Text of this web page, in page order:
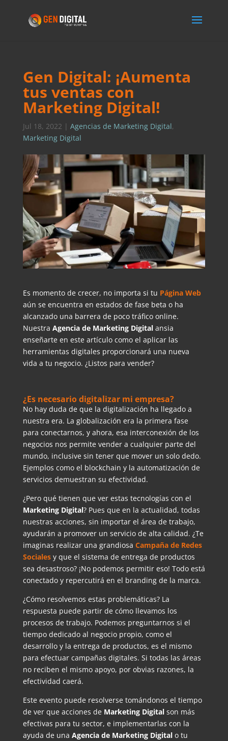
Gen Digital: ¡Aumenta
tus ventas con
Marketing Digital!
Jul 18, 2022 | Agencias de Marketing Digital,
Marketing Digital
Es momento de crecer, no importa si tu Página Web
aún se encuentra en estados de fase beta o ha
alcanzado una barrera de poco tráfico online.
Nuestra Agencia de Marketing Digitalansia
enseñarte en este artículo como el aplicar las
herramientas digitales proporcionará una nueva
vida a tu negocio. ¿Listos para vender?
¿Es necesario digitalizar mi empresa?
No hay duda de que la digitalización ha llegado a
nuestra era. La globalización era la primera fase
para conectarnos, y ahora, esa interconexión de los
negocios nos permite vender a cualquier parte del
mundo, inclusive sin tener que mover un solo dedo.
Ejemplos como el blockchain y la automatización de
servicios demuestran su efectividad.
¿Pero qué tienen que ver estas tecnologías con el
Marketing Digital? Pues que en la actualidad, todas
nuestras acciones, sin importar el área de trabajo,
ayudarán a promover un servicio de alta calidad. ¿Te
imaginas realizar una grandiosa Campaña de Redes
Socialesy que el sistema de entrega de productos
sea desastroso? ¡No podemos permitir eso! Todo está
conectado y repercutirá en el branding de la marca.
¿Cómo resolvemos estas problemáticas? La
respuesta puede partir de cómo llevamos los
procesos de trabajo. Podemos preguntarnos si el
tiempo dedicado al negocio propio, como el
desarrollo y la entrega de productos, es el mismo
para efectuar campañas digitales. Si todas las áreas
no reciben el mismo apoyo, por obvias razones, la
efectividad caerá.
Este evento puede resolverse tomándonos el tiempo
de ver que acciones de Marketing Digital son más
efectivas para tu sector, e implementarlas con la
ayuda de una Agencia de Marketing Digitalo tu